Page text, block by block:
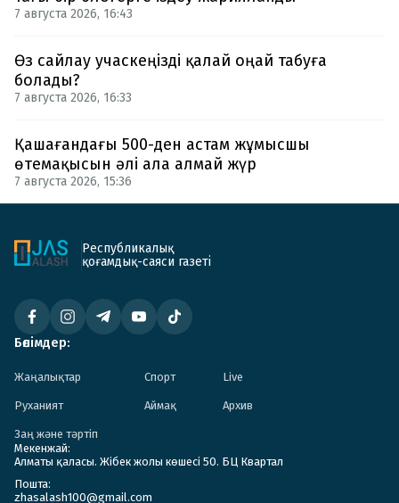
7 августа 2026, 16:43
Өз сайлау учаскеңізді қалай оңай табуға
болады?
7 августа 2026, 16:33
Қашағандағы 500-ден астам жұмысшы
өтемақысын әлі ала алмай жүр
7 августа 2026, 15:36
Республикалық
қоғамдық-саяси газеті
Бөлімдер:
Жаңалықтар Спорт Live
Руханият Аймақ Архив
Заң және тәртіп
Мекенжай:
Алматы қаласы. Жібек жолы көшесі 50. БЦ Квартал
Пошта:
zhasalash100@gmail.com